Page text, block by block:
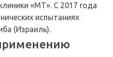
«МТ». С 2017 года
испытаниях
(Израиль).